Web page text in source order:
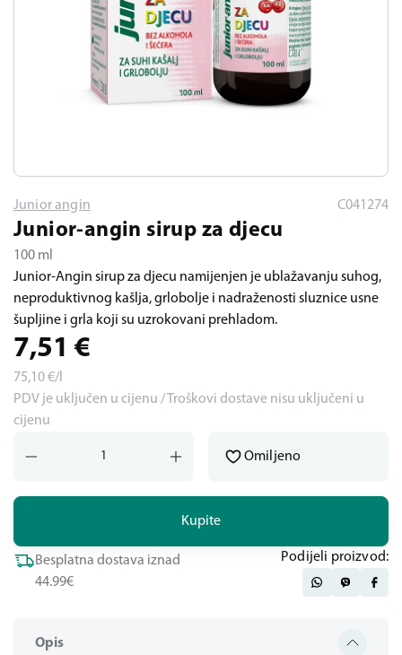
Opis
Junior angin C041274
Junior-angin sirup za djecu
100 ml
Junior-Angin sirup za djecu namijenjen je ublažavanju suhog,
neproduktivnog kašlja, grlobolje i nadraženosti sluznice usne
šupljine i grla koji su uzrokovani prehladom.
7,51 €
75,10€/l
PDV je uključen u cijenu / Troškovi dostave nisu uključeni u
cijenu
Kupite
Omiljeno
Besplatna dostava iznad
44.99€
Podijeli proizvod: